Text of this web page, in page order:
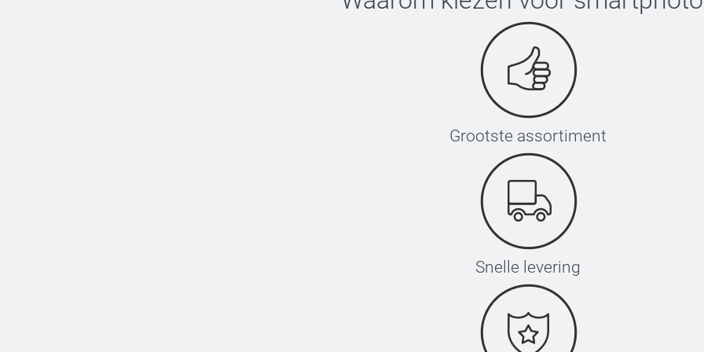
Grootste assortiment
Snelle levering